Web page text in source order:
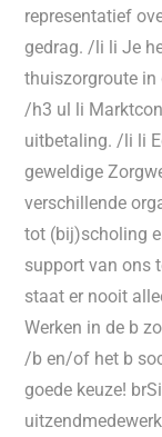
representatief
gedrag. /li li Je
thuiszorgroute
/h3 ul li
uitbetaling. /li li
geweldige
verschillende
tot (bij)scholing
support van ons
staat er nooit
Werken in de b
/b en/of het b
goede keuze!